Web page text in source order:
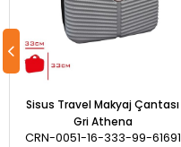
Sisus Travel Makyaj Çantası
Gri Athena
CRN-0051-16-333-99-61691